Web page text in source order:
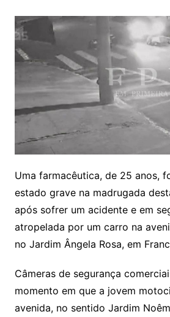
Uma farmacêutica, de 25 anos,
estado grave na madrugada
após sofrer um acidente e em
atropelada por um carro na
no Jardim Ângela Rosa, em
Câmeras de segurança
momento em que a jovem
avenida, no sentido Jardim